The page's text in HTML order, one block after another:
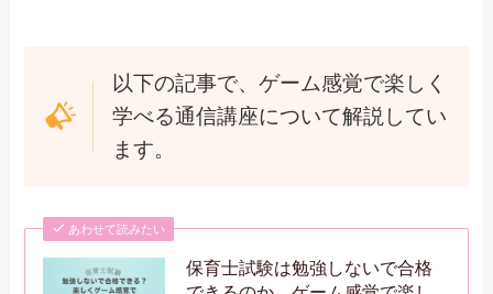
以下の記事で、ゲーム感覚で楽しく
学べる通信講座について解説してい
ます。
あわせて読みたい
保育士試験は勉強しないで合格